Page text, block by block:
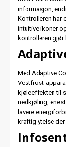
informasjon,
Kontrolleren har
intuitive ikoner
kontrolleren gjør
Med Adaptive
Vestfrost-
kjøleeffekten til
nedkjøling,
lavere
kraftig ytelse der